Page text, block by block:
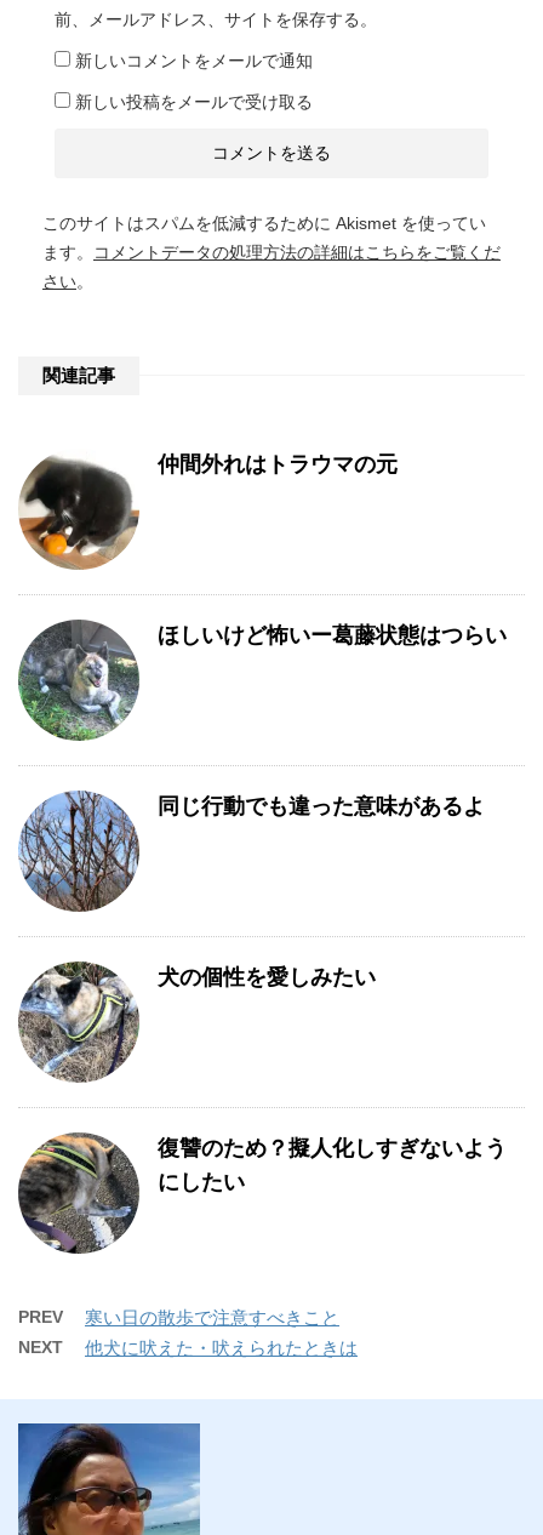
前、メールアドレス、サイトを保存する。
新しいコメントをメールで通知
新しい投稿をメールで受け取る
このサイトはスパムを低減するために Akismet を使ってい
ます。
コメントデータの処理方法の詳細はこちらをご覧くだ
さい。
関連記事
仲間外れはトラウマの元
ほしいけど怖いー葛藤状態はつらい
同じ行動でも違った意味があるよ
犬の個性を愛しみたい
復讐のため？擬人化しすぎないよう
にしたい
PREV 寒い日の散歩で注意すべきこと
NEXT 他犬に吠えた・吠えられたときは